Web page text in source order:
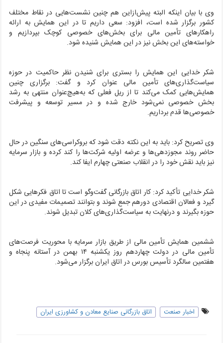
وی با بیان اینکه البته پیش‌ازاین هم چنین نشست‌هایی در نقاط مختلف
کشور برگزار شده است، افزود: سعی داریم تا در این همایش به ارائه
راهکارهای تأمین مالی برای بخش‌های خصوصی کوچک بپردازیم و
خواسته‌های این بخش نیز در این همایش شنیده شود.
شکر خدایی این همایش را بستری برای شنیدن نظر حاکمیت در حوزه
سیاست‌گذاری‌های تأمین مالی عنوان کرد و گفت: برگزاری چنین
همایش‌هایی کمک می‌کند تا از ریل فعلی که به‌هیچ‌عنوان منتهی به رشد
بخش خصوصی نمی‌شود خارج شده و در مسیر توسعه و پیشرفت
خصوصی‌ها قدم برداریم.
وی تصریح کرد: باید به این نکته دقت شود که بروکراسی‌های سنگین در حال
حاضر روند مجوزدهی‌ها و عرضه اولیه شرکت‌ها را کند کرده و بازار سرمایه
نیز باید نقش خود را در انقلاب صنعتی چهارم ایفا کند.
شکر خدایی تأکید کرد: کار اتاق بازرگانی گفت‌وگو است تا اتاق فکرهایی شکل
گیرد و فعالان اقتصادی دورهم جمع شوند و بتوانند تصمیمات مفیدی در این
حوزه بگیرند و درنهایت به سیاست‌گذاری‌های کلان تبدیل شوند.
ششمین همایش تأمین مالی از طریق بازار سرمایه با محوریت فرصت‌های
تأمین مالی در دولت چهاردهم روز یکشنبه ۱۴ بهمن در آستانه پنجاه و
هفتمین سالگرد تأسیس بورس در اتاق ایران برگزار می‌شود.
اخبار صنعت اتاق بازرگانی صنایع معادن و کشاورزی ایران